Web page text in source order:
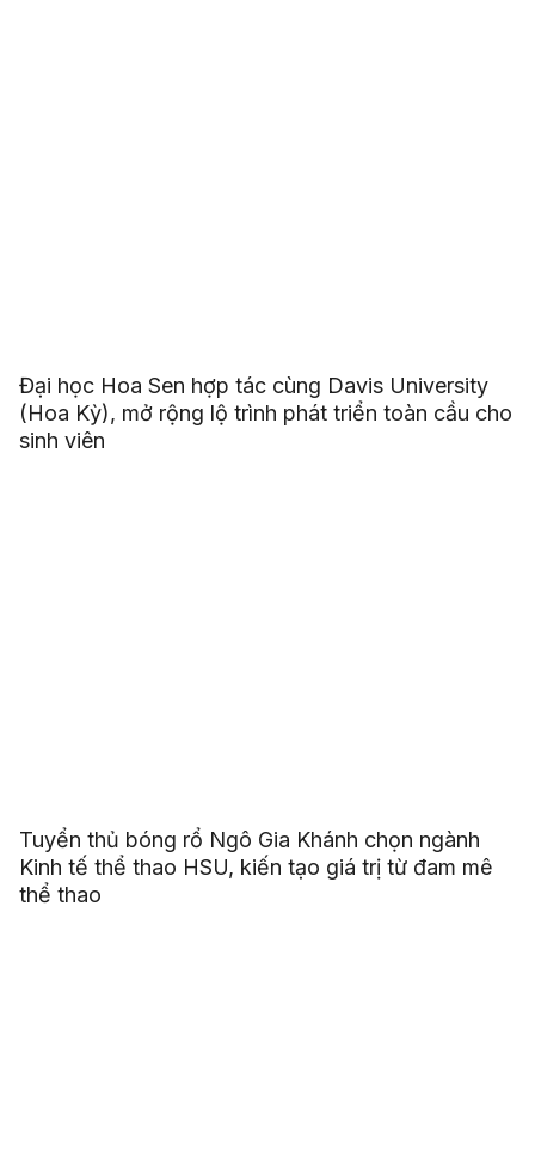
Đại học Hoa Sen hợp tác cùng Davis University
(Hoa Kỳ), mở rộng lộ trình phát triển toàn cầu cho
sinh viên
Tuyển thủ bóng rổ Ngô Gia Khánh chọn ngành
Kinh tế thể thao HSU, kiến tạo giá trị từ đam mê
thể thao